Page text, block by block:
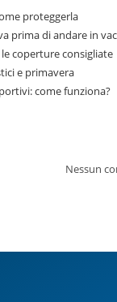
proteggerla
prima di andare in
le coperture consigliate
e primavera
come funziona?
Nessun